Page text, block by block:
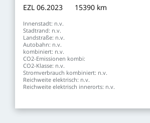
EZL 06.2023 15390 km
Innenstadt: n.v.
Stadtrand: n.v.
Landstraße: n.v.
Autobahn: n.v.
kombiniert: n.v.
CO2-Emissionen kombi:
CO2-Klasse: n.v.
Stromverbrauch kombiniert: n.v.
Reichweite elektrisch: n.v.
Reichweite elektrisch innerorts: n.v.